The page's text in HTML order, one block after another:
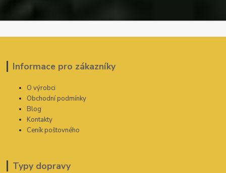
Informace pro zákazníky
O výrobci
Obchodní podmínky
Blog
Kontakty
Ceník poštovného
Typy dopravy